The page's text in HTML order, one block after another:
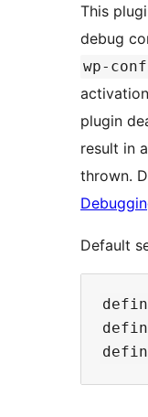
This
debug
wp-
plugin
result in
thrown.
Default